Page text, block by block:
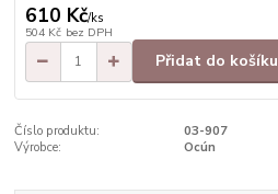
610 Kč/ks
504 Kč bez DPH
Přidat do košíku
Číslo produktu:
03-907
Výrobce:
Ocún